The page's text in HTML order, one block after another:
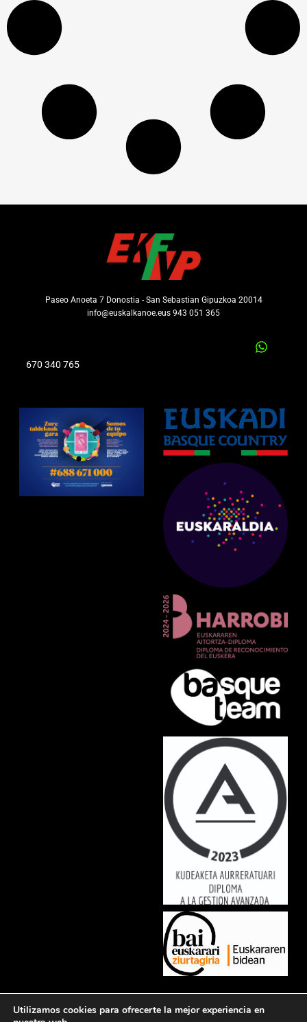
Paseo Anoeta 7 Donostia - San Sebastian Gipuzkoa 20014
info@euskalkanoe.eus 943 051 365
670 340 765
luctus nec ullamcorper mattis, pulvinar dapibus leo.
Utilizamos cookies para ofrecerte la mejor experiencia en